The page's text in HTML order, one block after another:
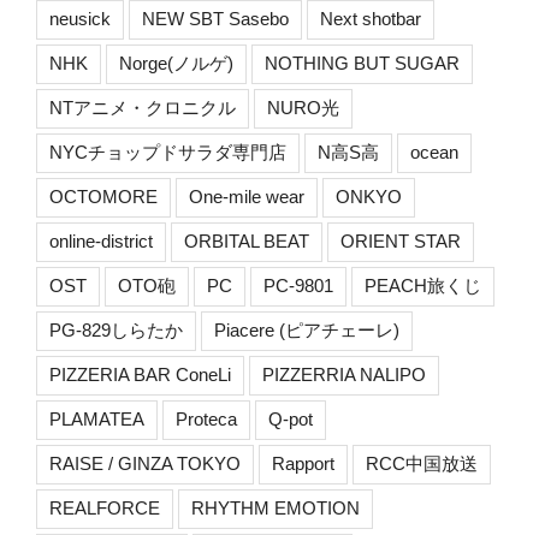
neusick NEW SBT Sasebo Next shotbar
NHK Norge(ノルゲ) NOTHING BUT SUGAR
NTアニメ・クロニクル NURO光
NYCチョップドサラダ専門店 N高S高 ocean
OCTOMORE One-mile wear ONKYO
online-district ORBITAL BEAT ORIENT STAR
OST OTO砲 PC PC-9801 PEACH旅くじ
PG-829しらたか Piacere (ピアチェーレ)
PIZZERIA BAR ConeLi PIZZERRIA NALIPO
PLAMATEA Proteca Q-pot
RAISE / GINZA TOKYO Rapport RCC中国放送
REALFORCE RHYTHM EMOTION